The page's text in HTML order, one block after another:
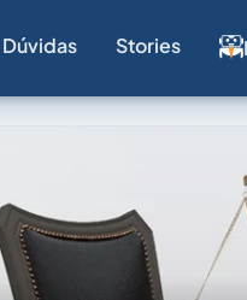
Dúvidas Stories